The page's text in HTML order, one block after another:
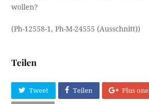
wollen?
(Ph-12558-1, Ph-M-24555 (Ausschnitt))
Teilen
Tweet Teilen Plus one